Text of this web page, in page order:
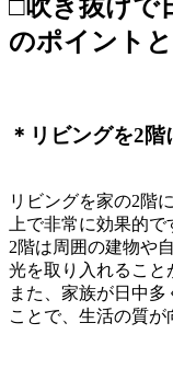
□吹き抜けで
のポイント
＊リビングを2
リビングを家の2階
上で非常に効果的で
2階は周囲の建物や
光を取り入れること
また、家族が日中
ことで、生活の質が